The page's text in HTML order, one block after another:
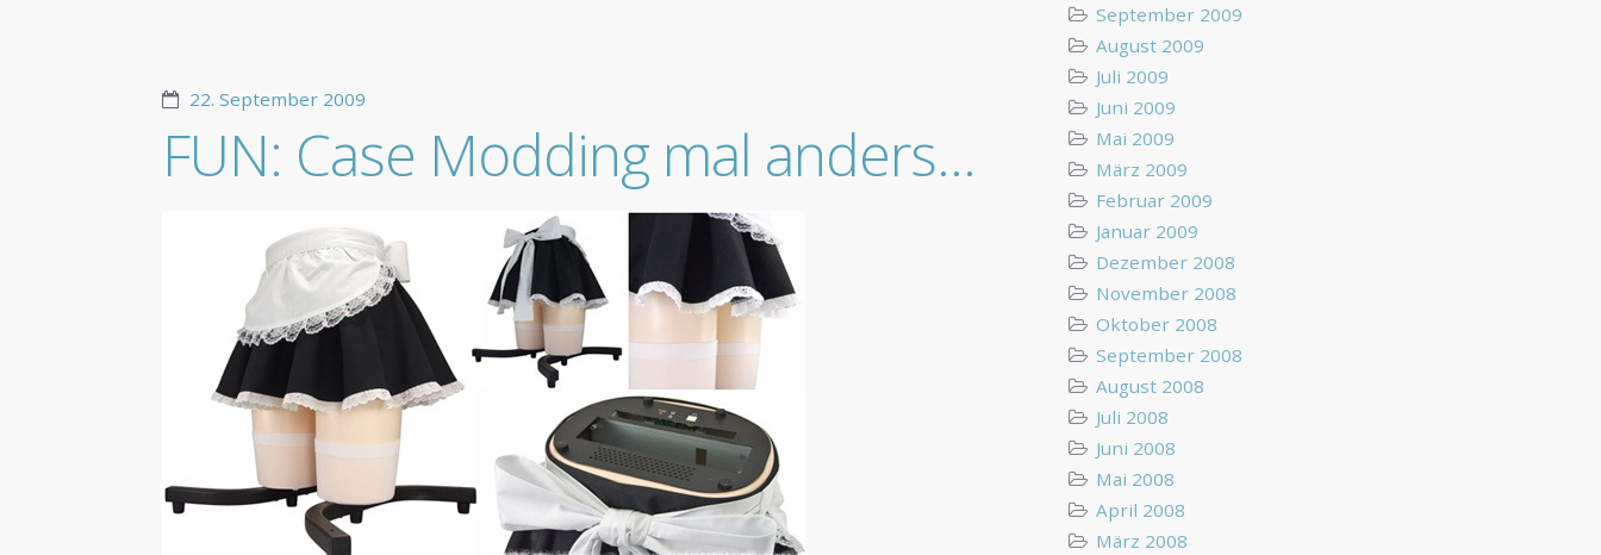
22. September 2009
FUN: Case Modding mal anders…
September 2009
August 2009
Juli 2009
Juni 2009
Mai 2009
März 2009
Februar 2009
Januar 2009
Dezember 2008
November 2008
Oktober 2008
September 2008
August 2008
Juli 2008
Juni 2008
Mai 2008
April 2008
März 2008